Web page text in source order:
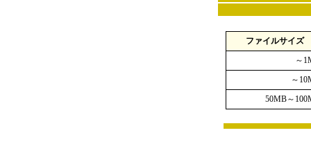
ファイルサイズ
～
～
50MB～